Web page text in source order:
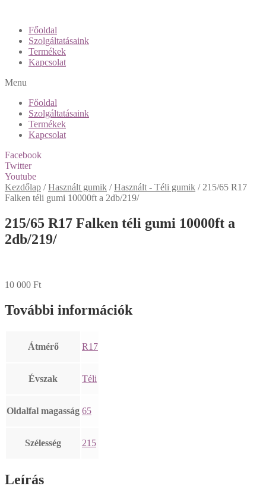
Főoldal
Szolgáltatásaink
Termékek
Kapcsolat
Menu
Főoldal
Szolgáltatásaink
Termékek
Kapcsolat
Facebook
Twitter
Youtube
Kezdőlap /Használt gumik /Használt - Téli gumik / 215/65 R17
Falken téli gumi 10000ft a 2db/219/
215/65 R17 Falken téli gumi 10000ft a
2db/219/
10 000 Ft
További információk
Átmérő R17
Évszak Téli
Oldalfal magasság 65
Szélesség 215
Leírás